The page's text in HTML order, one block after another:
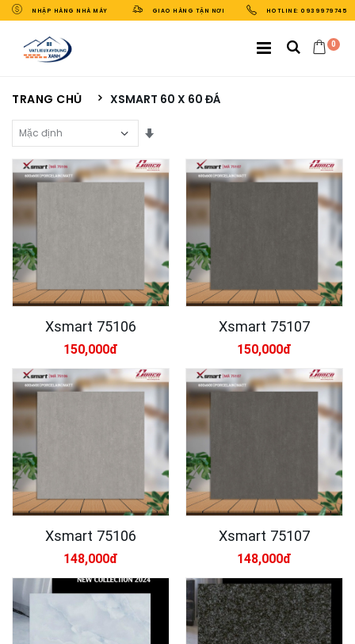
NHẬP HÀNG NHÀ MÁY GIAO HÀNG TẬN NƠI HOTLINE: 0939979745
0
TRANG CHỦ XSMART 60 X 60 ĐÁ
Sắp Xếp Theo
Xsmart 75106
150,000đ
Xsmart 75107
150,000đ
Xsmart 75106
148,000đ
Xsmart 75107
148,000đ